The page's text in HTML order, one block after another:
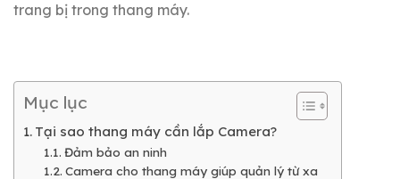
trang bị trong thang máy.
Mục lục
Tại sao thang máy cần lắp Camera?
Đảm bảo an ninh
Camera cho thang máy giúp quản lý từ xa